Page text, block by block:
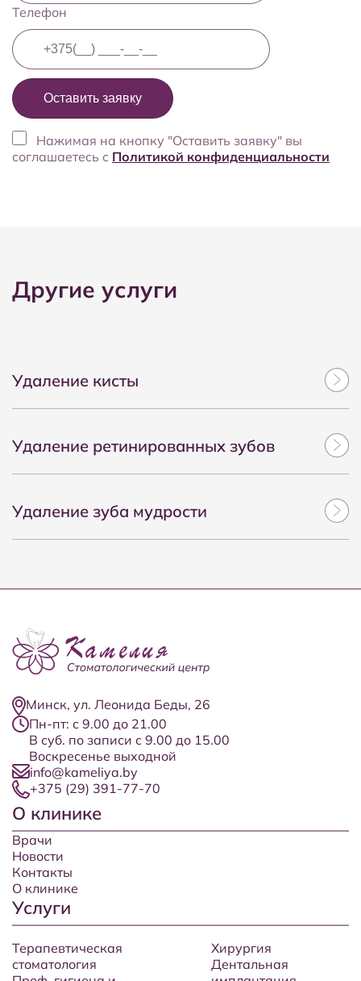
Телефон
Нажимая на кнопку "Оставить заявку" вы
соглашаетесь с Политикой конфиденциальности
Другие услуги
Удаление кисты
Удаление ретинированных зубов
Удаление зуба мудрости
Минск, ул. Леонида Беды, 26
Пн-пт: с 9.00 до 21.00
В суб. по записи с 9.00 до 15.00
Воскресенье выходной
info@kameliya.by
+375 (29) 391-77-70
О клинике
Врачи
Новости
Контакты
О клинике
Услуги
Терапевтическая
стоматология
Хирургия
Дентальная